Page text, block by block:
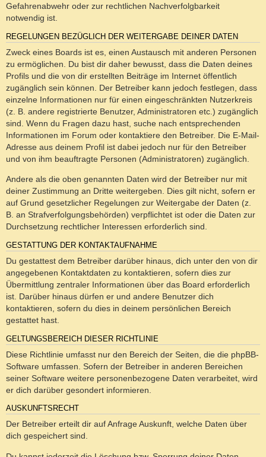
Gefahrenabwehr oder zur rechtlichen Nachverfolgbarkeit
notwendig ist.
REGELUNGEN BEZÜGLICH DER WEITERGABE DEINER DATEN
Zweck eines Boards ist es, einen Austausch mit anderen Personen
zu ermöglichen. Du bist dir daher bewusst, dass die Daten deines
Profils und die von dir erstellten Beiträge im Internet öffentlich
zugänglich sein können. Der Betreiber kann jedoch festlegen, dass
einzelne Informationen nur für einen eingeschränkten Nutzerkreis
(z. B. andere registrierte Benutzer, Administratoren etc.) zugänglich
sind. Wenn du Fragen dazu hast, suche nach entsprechenden
Informationen im Forum oder kontaktiere den Betreiber. Die E-Mail-
Adresse aus deinem Profil ist dabei jedoch nur für den Betreiber
und von ihm beauftragte Personen (Administratoren) zugänglich.
Andere als die oben genannten Daten wird der Betreiber nur mit
deiner Zustimmung an Dritte weitergeben. Dies gilt nicht, sofern er
auf Grund gesetzlicher Regelungen zur Weitergabe der Daten (z.
B. an Strafverfolgungsbehörden) verpflichtet ist oder die Daten zur
Durchsetzung rechtlicher Interessen erforderlich sind.
GESTATTUNG DER KONTAKTAUFNAHME
Du gestattest dem Betreiber darüber hinaus, dich unter den von dir
angegebenen Kontaktdaten zu kontaktieren, sofern dies zur
Übermittlung zentraler Informationen über das Board erforderlich
ist. Darüber hinaus dürfen er und andere Benutzer dich
kontaktieren, sofern du dies in deinem persönlichen Bereich
gestattet hast.
GELTUNGSBEREICH DIESER RICHTLINIE
Diese Richtlinie umfasst nur den Bereich der Seiten, die die phpBB-
Software umfassen. Sofern der Betreiber in anderen Bereichen
seiner Software weitere personenbezogene Daten verarbeitet, wird
er dich darüber gesondert informieren.
AUSKUNFTSRECHT
Der Betreiber erteilt dir auf Anfrage Auskunft, welche Daten über
dich gespeichert sind.